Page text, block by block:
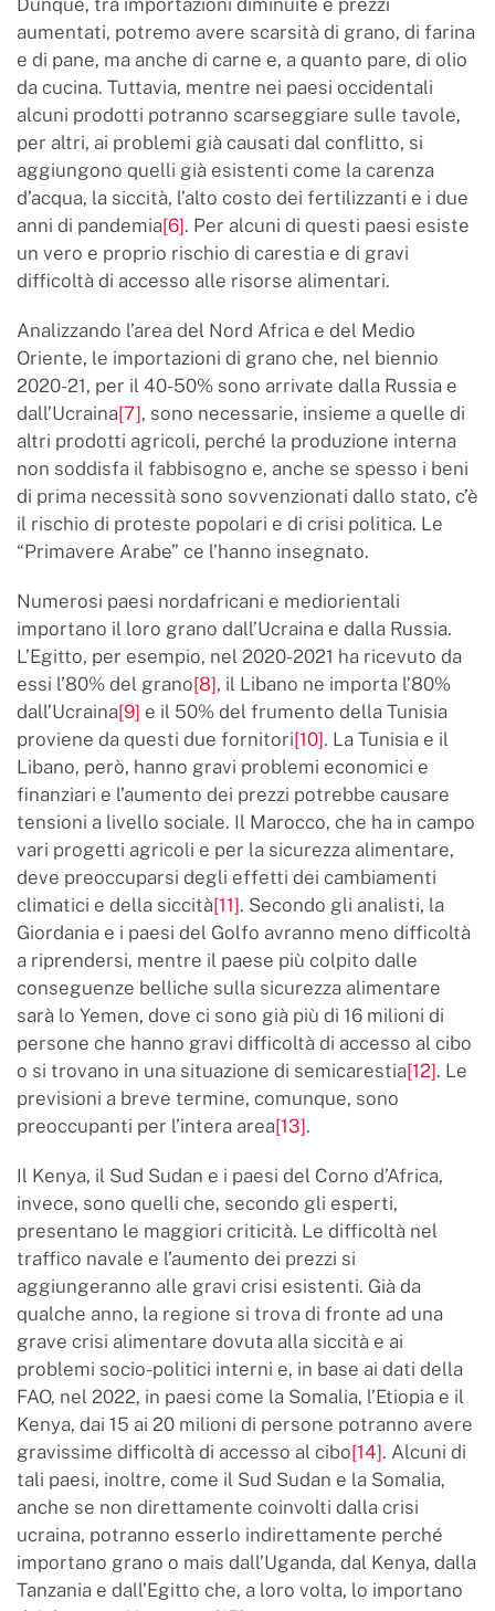
Dunque, tra importazioni diminuite e prezzi
aumentati, potremo avere scarsità di grano, di farina
e di pane, ma anche di carne e, a quanto pare, di olio
da cucina. Tuttavia, mentre nei paesi occidentali
alcuni prodotti potranno scarseggiare sulle tavole,
per altri, ai problemi già causati dal conflitto, si
aggiungono quelli già esistenti come la carenza
d’acqua, la siccità, l’alto costo dei fertilizzanti e i due
anni di pandemia[6]. Per alcuni di questi paesi esiste
un vero e proprio rischio di carestia e di gravi
difficoltà di accesso alle risorse alimentari.
Analizzando l’area del Nord Africa e del Medio
Oriente, le importazioni di grano che, nel biennio
2020-21, per il 40-50% sono arrivate dalla Russia e
dall’Ucraina[7], sono necessarie, insieme a quelle di
altri prodotti agricoli, perché la produzione interna
non soddisfa il fabbisogno e, anche se spesso i beni
di prima necessità sono sovvenzionati dallo stato, c’è
il rischio di proteste popolari e di crisi politica. Le
“Primavere Arabe” ce l’hanno insegnato.
Numerosi paesi nordafricani e mediorientali
importano il loro grano dall’Ucraina e dalla Russia.
L’Egitto, per esempio, nel 2020-2021 ha ricevuto da
essi l’80% del grano[8], il Libano ne importa l’80%
dall’Ucraina[9] e il 50% del frumento della Tunisia
proviene da questi due fornitori[10]. La Tunisia e il
Libano, però, hanno gravi problemi economici e
finanziari e l’aumento dei prezzi potrebbe causare
tensioni a livello sociale. Il Marocco, che ha in campo
vari progetti agricoli e per la sicurezza alimentare,
deve preoccuparsi degli effetti dei cambiamenti
climatici e della siccità[11]. Secondo gli analisti, la
Giordania e i paesi del Golfo avranno meno difficoltà
a riprendersi, mentre il paese più colpito dalle
conseguenze belliche sulla sicurezza alimentare
sarà lo Yemen, dove ci sono già più di 16 milioni di
persone che hanno gravi difficoltà di accesso al cibo
o si trovano in una situazione di semicarestia[12]. Le
previsioni a breve termine, comunque, sono
preoccupanti per l’intera area[13].
Il Kenya, il Sud Sudan e i paesi del Corno d’Africa,
invece, sono quelli che, secondo gli esperti,
presentano le maggiori criticità. Le difficoltà nel
traffico navale e l’aumento dei prezzi si
aggiungeranno alle gravi crisi esistenti. Già da
qualche anno, la regione si trova di fronte ad una
grave crisi alimentare dovuta alla siccità e ai
problemi socio-politici interni e, in base ai dati della
FAO, nel 2022, in paesi come la Somalia, l’Etiopia e il
Kenya, dai 15 ai 20 milioni di persone potranno avere
gravissime difficoltà di accesso al cibo[14]. Alcuni di
tali paesi, inoltre, come il Sud Sudan e la Somalia,
anche se non direttamente coinvolti dalla crisi
ucraina, potranno esserlo indirettamente perché
importano grano o mais dall’Uganda, dal Kenya, dalla
Tanzania e dall’Egitto che, a loro volta, lo importano